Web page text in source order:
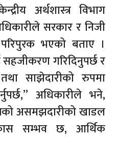
अर्थशास्त्र विभाग
सरकार र निजी
भएको बताए ।
सहजीकरण गरिदिनुपर्छ र
साझेदारीको रुपमा
अधिकारीले भने,
असमझदारीको खाडल
सम्भव छ, आर्थिक